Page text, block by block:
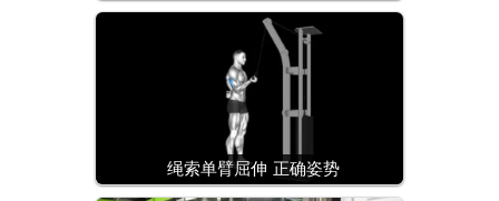
绳索单臂屈伸 正确姿势